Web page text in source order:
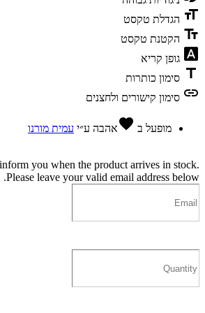
format_size הגדלת טקסט
text_fields הקטנת טקסט
font_download גופן קריא
title סימון כותרות
link סימון קישורים ולחצנים
מופעל ב favoriteאהבה ע״י עמית מורנו
you when the product arrives in stock.
Please leave your valid email address below.